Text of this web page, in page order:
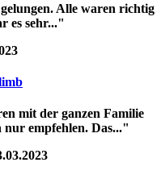
Alle waren richtig
es sehr..."
mit der ganzen Familie
empfehlen. Das..."